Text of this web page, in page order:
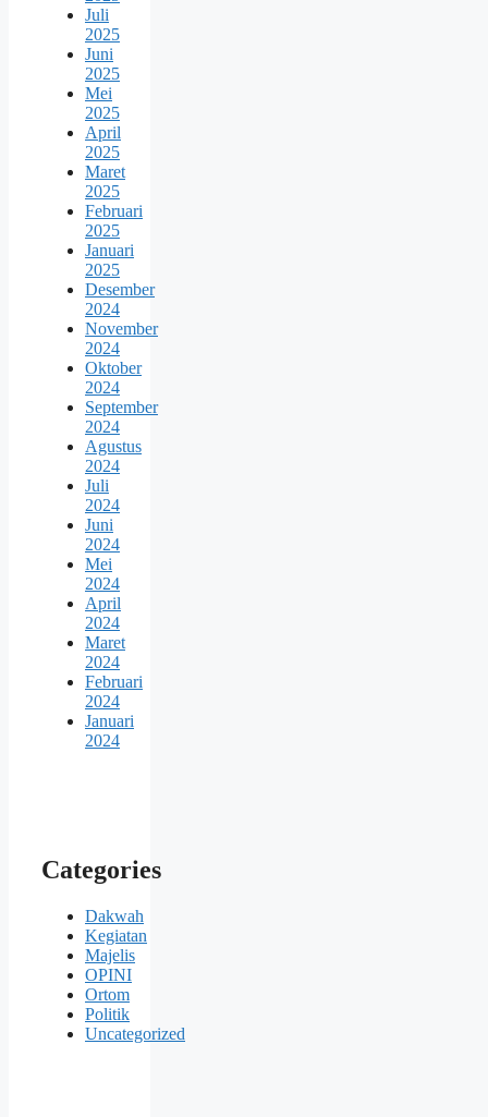
Juli
2025
Juni
2025
Mei
2025
April
2025
Maret
2025
Februari
2025
Januari
2025
Desember
2024
November
2024
Oktober
2024
September
2024
Agustus
2024
Juli
2024
Juni
2024
Mei
2024
April
2024
Maret
2024
Februari
2024
Januari
2024
Categories
Dakwah
Kegiatan
Majelis
OPINI
Ortom
Politik
Uncategorized